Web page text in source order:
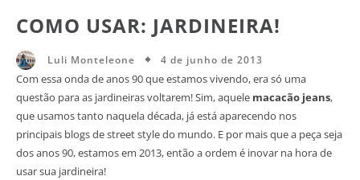
COMO USAR: JARDINEIRA!
Luli Monteleone 4 de junho de 2013
Com essa onda de anos 90 que estamos vivendo, era só uma
questão para as jardineiras voltarem! Sim, aquele macacão jeans,
que usamos tanto naquela década, já está aparecendo nos
principais blogs de street style do mundo. E por mais que a peça seja
dos anos 90, estamos em 2013, então a ordem é inovar na hora de
usar sua jardineira!